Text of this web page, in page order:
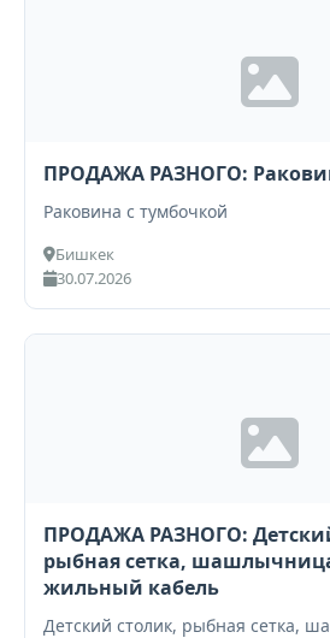
ПРОДАЖА РАЗНОГО:
Раковина с тумбочкой
Бишкек
30.07.2026
ПРОДАЖА РАЗНОГО:
рыбная сетка,
жильный кабель
Детский столик, рыбная сетка,